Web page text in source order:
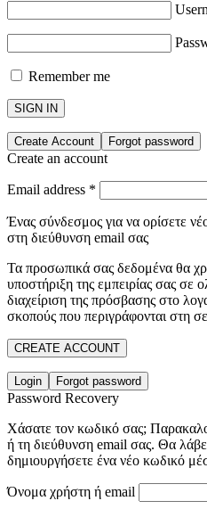
Remember me
SIGN IN
Create Account Forgot password
Create an account
Email address *
Ένας σύνδεσμος για να ορίσετε
στη διεύθυνση email σας
Τα προσωπικά σας δεδομένα θα
υποστήριξη της εμπειρίας σας σε
διαχείριση της πρόσβασης στο
σκοπούς που περιγράφονται στη
CREATE ACCOUNT
Login Forgot password
Password Recovery
Χάσατε τον κωδικό σας;
ή τη διεύθυνση email σας. Θα
δημιουργήσετε ένα νέο κωδικό
Όνομα χρήστη ή email